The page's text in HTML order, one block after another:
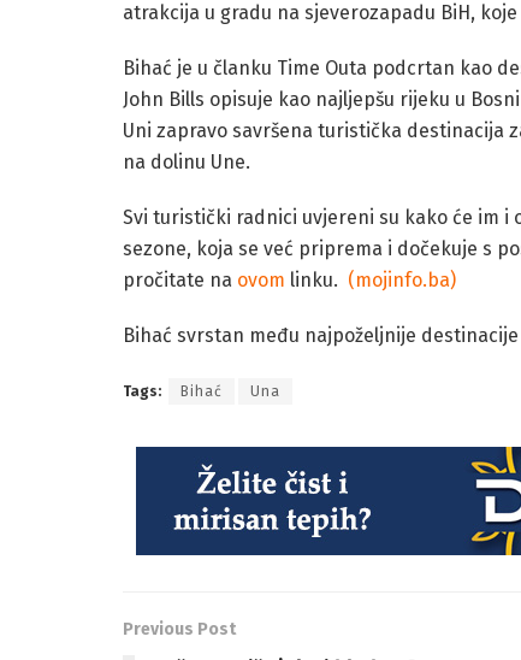
atrakcija u gradu na sjeverozapadu BiH,
Bihać je u članku Time Outa podcrtan kao
John Bills opisuje kao najljepšu rijeku u
Uni zapravo savršena turistička destinacija
na dolinu Une.
Svi turistički radnici uvjereni su kako će im i
sezone, koja se već priprema i dočekuje s
pročitate na ovom linku. (mojinfo.ba)
Bihać svrstan među najpoželjnije destinacije
Tags: Bihać Una
Previous Post